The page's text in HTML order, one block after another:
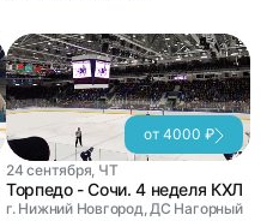
от 4000 ₽
24 сентября, ЧТ
Торпедо - Сочи. 4 неделя КХЛ
г. Нижний Новгород, ДС Нагорный